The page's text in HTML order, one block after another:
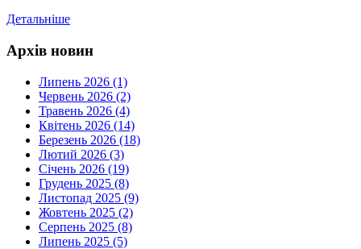
Детальніше
Архів новин
Липень 2026 (1)
Червень 2026 (2)
Травень 2026 (4)
Квітень 2026 (14)
Березень 2026 (18)
Лютий 2026 (3)
Січень 2026 (19)
Грудень 2025 (8)
Листопад 2025 (9)
Жовтень 2025 (2)
Серпень 2025 (8)
Липень 2025 (5)